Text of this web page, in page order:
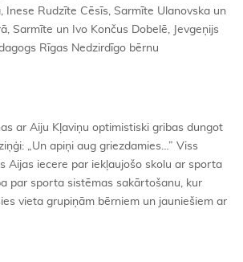
Inese Rudzīte Cēsīs, Sarmīte Ulanovska un
Sarmīte un Ivo Končus Dobelē, Jevgeņijs
Rīgas Nedzirdīgo bērnu
ar Aiju Kļaviņu optimistiski gribas dungot
„Un apiņi aug griezdamies…” Viss
Aijas iecere par iekļaujošo skolu ar sporta
par sporta sistēmas sakārtošanu, kur
vieta grupiņām bērniem un jauniešiem ar